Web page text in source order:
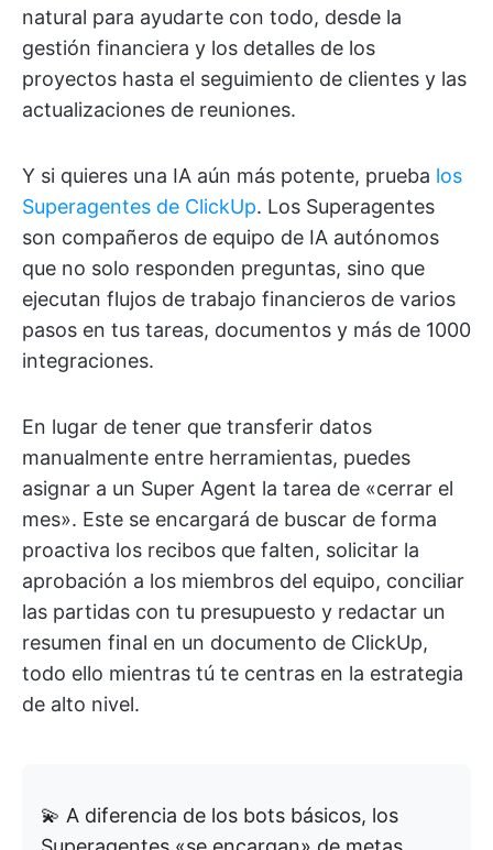
natural para ayudarte con todo, desde la
gestión financiera y los detalles de los
proyectos hasta el seguimiento de clientes y las
actualizaciones de reuniones.
Y si quieres una IA aún más potente, prueba los
Superagentes de ClickUp. Los Superagentes
son compañeros de equipo de IA autónomos
que no solo responden preguntas, sino que
ejecutan flujos de trabajo financieros de varios
pasos en tus tareas, documentos y más de 1000
integraciones.
En lugar de tener que transferir datos
manualmente entre herramientas, puedes
asignar a un Super Agent la tarea de «cerrar el
mes». Este se encargará de buscar de forma
proactiva los recibos que falten, solicitar la
aprobación a los miembros del equipo, conciliar
las partidas con tu presupuesto y redactar un
resumen final en un documento de ClickUp,
todo ello mientras tú te centras en la estrategia
de alto nivel.
💫 A diferencia de los bots básicos, los